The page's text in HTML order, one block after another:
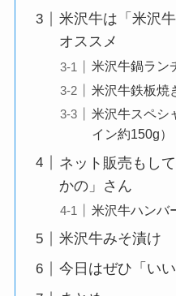
米沢牛は「米沢
オススメ
米沢牛鍋ラン
米沢牛鉄板焼
米沢牛スペシ
イン約150g）
ネット販売もし
かの」さん
米沢牛ハンバ
米沢牛みそ漬け
今日はぜひ「い